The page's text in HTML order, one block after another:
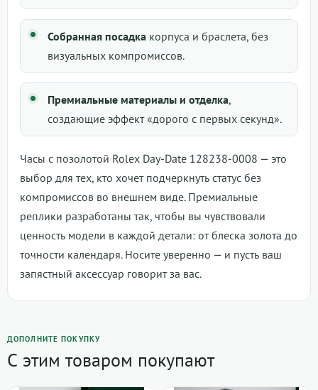
Собранная посадка корпуса и браслета, без
визуальных компромиссов.
Премиальные материалы и отделка,
создающие эффект «дорого с первых секунд».
Часы с позолотой Rolex Day-Date 128238-0008 — это
выбор для тех, кто хочет подчеркнуть статус без
компромиссов во внешнем виде. Премиальные
реплики разработаны так, чтобы вы чувствовали
ценность модели в каждой детали: от блеска золота до
точности календаря. Носите уверенно — и пусть ваш
запястный аксессуар говорит за вас.
ДОПОЛНИТЕ ПОКУПКУ
С этим товаром покупают